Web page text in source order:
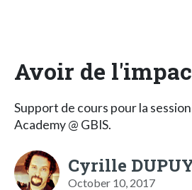
Avoir de
Support de cours pour la
Academy @ GBIS.
Cyrille
October 10, 2017